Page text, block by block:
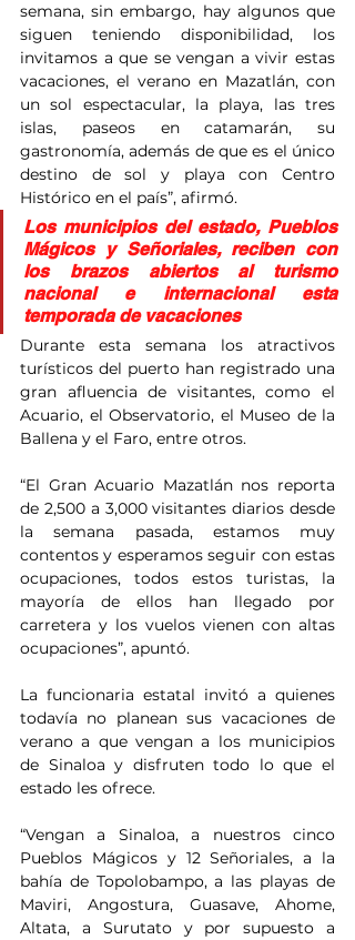
semana, sin embargo, hay algunos que
siguen teniendo disponibilidad, los
invitamos a que se vengan a vivir estas
vacaciones, el verano en Mazatlán, con
un sol espectacular, la playa, las tres
islas, paseos en catamarán, su
gastronomía, además de que es el único
destino de sol y playa con Centro
Histórico en el país”, afirmó.
Los municipios del estado, Pueblos
Mágicos y Señoriales, reciben con
los brazos abiertos al turismo
nacional e internacional esta
temporada de vacaciones
Durante esta semana los atractivos
turísticos del puerto han registrado una
gran afluencia de visitantes, como el
Acuario, el Observatorio, el Museo de la
Ballena y el Faro, entre otros.
“El Gran Acuario Mazatlán nos reporta
de 2,500 a 3,000 visitantes diarios desde
la semana pasada, estamos muy
contentos y esperamos seguir con estas
ocupaciones, todos estos turistas, la
mayoría de ellos han llegado por
carretera y los vuelos vienen con altas
ocupaciones”, apuntó.
La funcionaria estatal invitó a quienes
todavía no planean sus vacaciones de
verano a que vengan a los municipios
de Sinaloa y disfruten todo lo que el
estado les ofrece.
“Vengan a Sinaloa, a nuestros cinco
Pueblos Mágicos y 12 Señoriales, a la
bahía de Topolobampo, a las playas de
Maviri, Angostura, Guasave, Ahome,
Altata, a Surutato y por supuesto a